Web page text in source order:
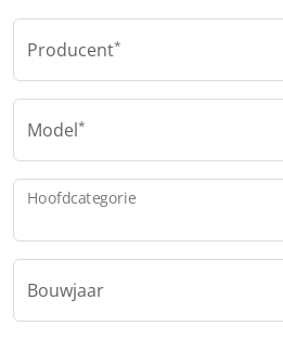
Producent
Model
Hoofdcategorie
Bouwjaar